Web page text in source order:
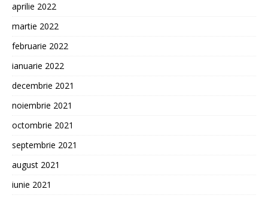
aprilie 2022
martie 2022
februarie 2022
ianuarie 2022
decembrie 2021
noiembrie 2021
octombrie 2021
septembrie 2021
august 2021
iunie 2021